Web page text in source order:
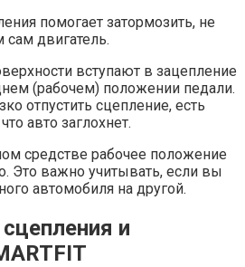
помогает затормозить, не
сам двигатель.
вступают в зацепление
(рабочем) положении педали.
отпустить сцепление, есть
авто заглохнет.
средстве рабочее положение
Это важно учитывать, если вы
автомобиля на другой.
и